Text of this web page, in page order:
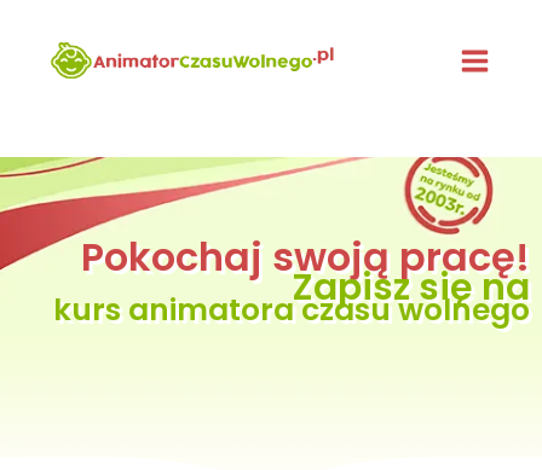
Pokochaj swoją pracę!
Zapisz się na
kurs animatora czasu wolnego